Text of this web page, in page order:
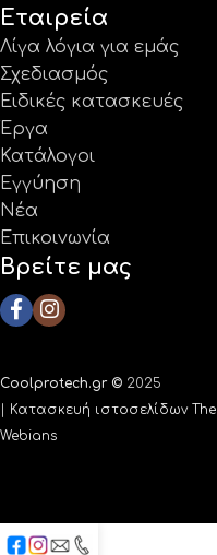
Εταιρεία
Λίγα λόγια για εμάς
Σχεδιασμός
Ειδικές κατασκευές
Έργα
Κατάλογοι
Εγγύηση
Νέα
Επικοινωνία
Βρείτε μας
Coolprotech.gr © 2025
Κατασκευή ιστοσελίδων The
Webians